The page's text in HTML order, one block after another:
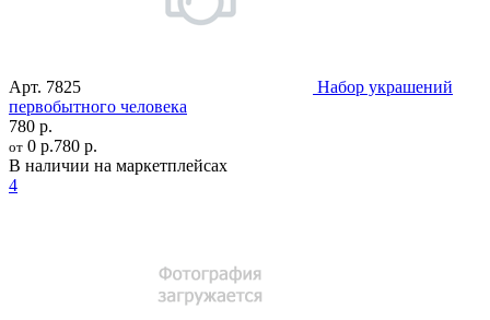
Арт. 7825
Набор украшений
первобытного человека
780 р.
от 0 р.780 р.
В наличии на маркетплейсах
4